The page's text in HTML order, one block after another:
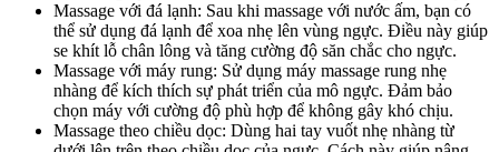
Massage với đá lạnh: Sau khi massage với nước ấm, bạn có
thể sử dụng đá lạnh để xoa nhẹ lên vùng ngực. Điều này giúp
se khít lỗ chân lông và tăng cường độ săn chắc cho ngực.
Massage với máy rung: Sử dụng máy massage rung nhẹ
nhàng để kích thích sự phát triển của mô ngực. Đảm bảo
chọn máy với cường độ phù hợp để không gây khó chịu.
Massage theo chiều dọc: Dùng hai tay vuốt nhẹ nhàng từ